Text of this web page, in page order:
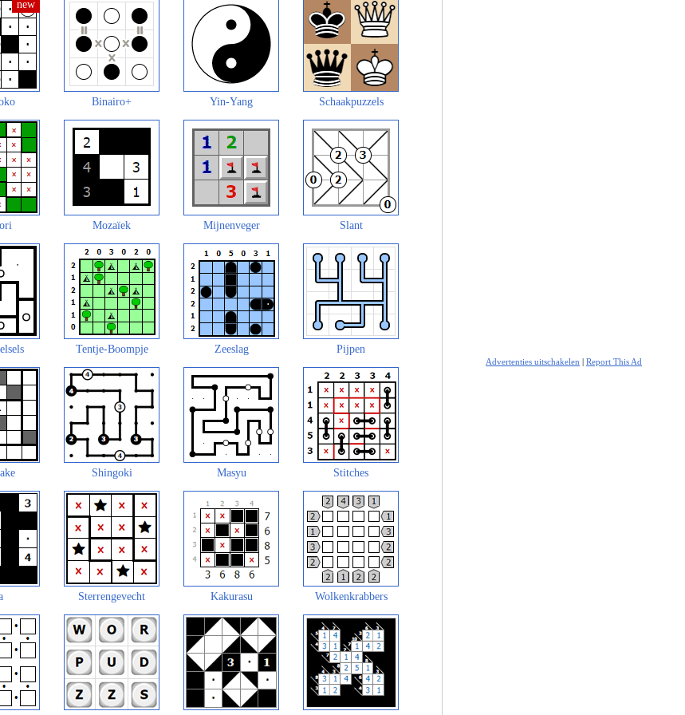
Binairo+ Yin-Yang Schaakpuzzels
Mozaïek Mijnenveger Slant
Tentje-Boompje Zeeslag Pijpen
Shingoki Masyu Stitches
Sterrengevecht Kakurasu Wolkenkrabbers
Advertenties uitschakelen | Report This Ad